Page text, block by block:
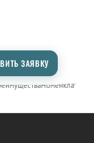
ЗАЯВКУ
Номенклатура